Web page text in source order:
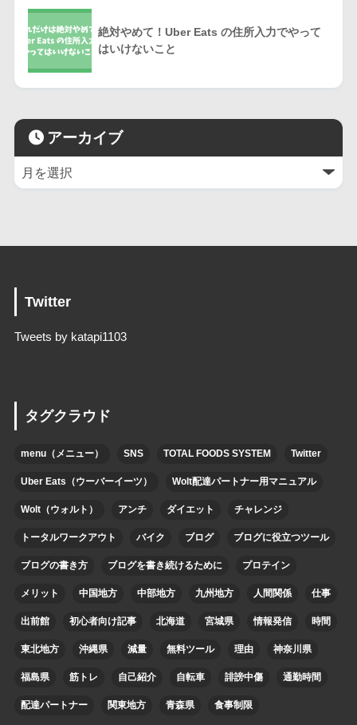
絶対やめて！Uber Eats の住所入力でやって
はいけないこと
アーカイブ
Twitter
Tweets by katapi1103
タグクラウド
menu（メニュー） SNS TOTAL FOODS SYSTEM Twitter
Uber Eats（ウーバーイーツ） Wolt配達パートナー用マニュアル
Wolt（ウォルト） アンチ ダイエット チャレンジ
トータルワークアウト バイク ブログ ブログに役立つツール
ブログの書き方 ブログを書き続けるために プロテイン
メリット 中国地方 中部地方 九州地方 人間関係 仕事
出前館 初心者向け記事 北海道 宮城県 情報発信 時間
東北地方 沖縄県 減量 無料ツール 理由 神奈川県
福島県 筋トレ 自己紹介 自転車 誹謗中傷 通勤時間
配達パートナー 関東地方 青森県 食事制限